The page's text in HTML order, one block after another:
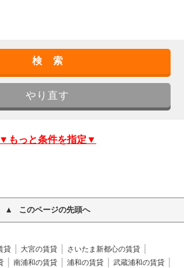
▼もっと条件を指定▼
このページの先頭へ
貸 大宮の賃貸
さいたま新都心の賃貸
南浦和の賃貸 浦和の賃貸
武蔵浦和の賃貸